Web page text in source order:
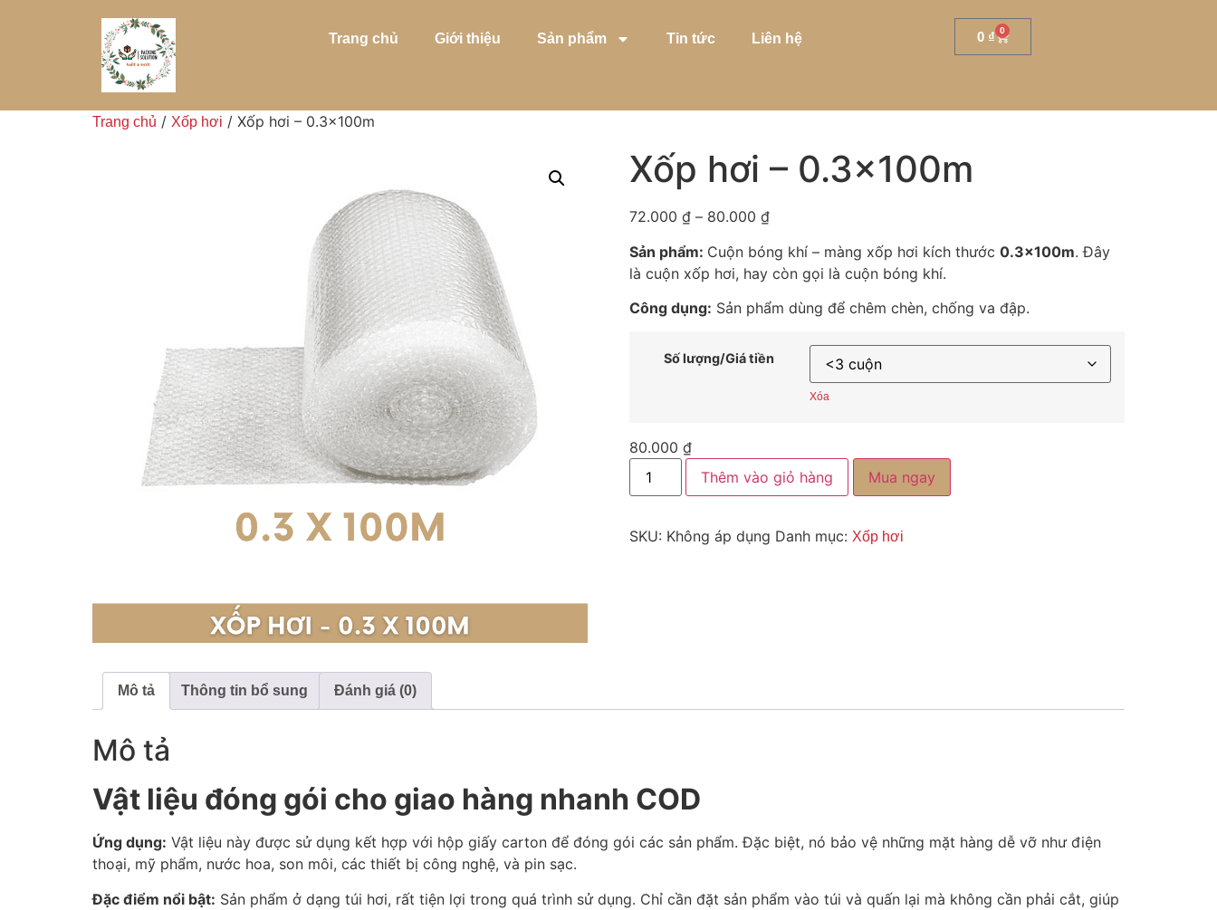
Trang chủ Giới thiệu Sản phẩm Tin tức Liên hệ 0 ₫ 0
Trang chủ / Xốp hơi / Xốp hơi – 0.3x100m
Xốp hơi – 0.3x100m
72.000 ₫ – 80.000 ₫
Sản phẩm: Cuộn bóng khí – màng xốp hơi kích thước 0.3x100m. Đây
là cuộn xốp hơi, hay còn gọi là cuộn bóng khí.
Công dụng: Sản phẩm dùng để chêm chèn, chống va đập.
Số lượng/Giá tiền
Xóa
80.000 ₫
Thêm vào giỏ hàng
Mua ngay
SKU: Không áp dụng Danh mục: Xốp hơi
Mô tả Thông tin bổ sung Đánh giá (0)
Mô tả
Vật liệu đóng gói cho giao hàng nhanh COD
Ứng dụng: Vật liệu này được sử dụng kết hợp với hộp giấy carton để đóng gói các sản phẩm. Đặc biệt, nó bảo vệ những mặt hàng dễ vỡ như điện
thoại, mỹ phẩm, nước hoa, son môi, các thiết bị công nghệ, và pin sạc.
Đặc điểm nổi bật: Sản phẩm ở dạng túi hơi, rất tiện lợi trong quá trình sử dụng. Chỉ cần đặt sản phẩm vào túi và quấn lại mà không cần phải cắt, giúp